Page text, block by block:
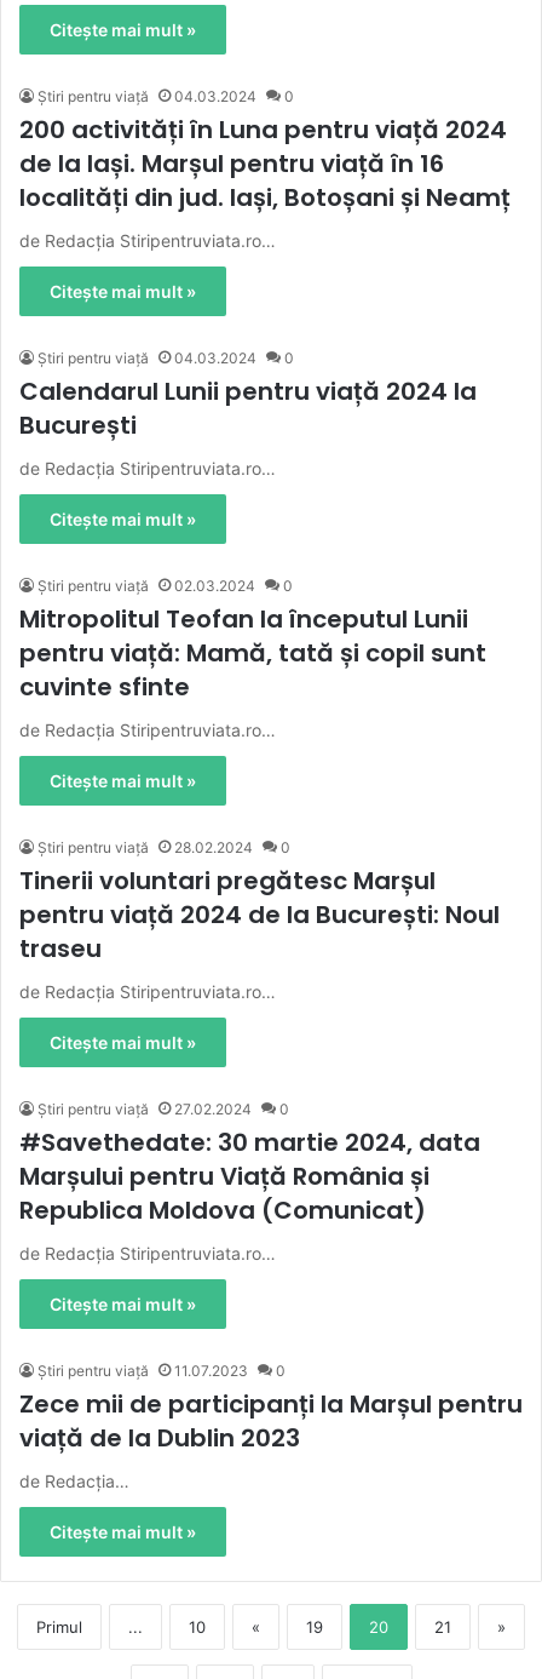
Citește mai mult »
Știri pentru viață 04.03.2024 0
200 activități în Luna pentru viață 2024
de la Iași. Marșul pentru viață în 16
localități din jud. Iași, Botoșani și Neamț
de Redacția Stiripentruviata.ro…
Citește mai mult »
Știri pentru viață 04.03.2024 0
Calendarul Lunii pentru viață 2024 la
București
de Redacția Stiripentruviata.ro…
Citește mai mult »
Știri pentru viață 02.03.2024 0
Mitropolitul Teofan la începutul Lunii
pentru viață: Mamă, tată și copil sunt
cuvinte sfinte
de Redacția Stiripentruviata.ro…
Citește mai mult »
Știri pentru viață 28.02.2024 0
Tinerii voluntari pregătesc Marșul
pentru viață 2024 de la București: Noul
traseu
de Redacția Stiripentruviata.ro…
Citește mai mult »
Știri pentru viață 27.02.2024 0
#Savethedate: 30 martie 2024, data
Marșului pentru Viață România și
Republica Moldova (Comunicat)
de Redacția Stiripentruviata.ro…
Citește mai mult »
Știri pentru viață 11.07.2023 0
Zece mii de participanți la Marșul pentru
viață de la Dublin 2023
de Redacția…
Citește mai mult »
Primul ... 10 « 19 20 21 »